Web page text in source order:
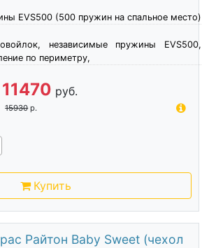
EVS500 (500 пружин на спальное место)
независимые пружины EVS500,
по периметру,
11470 руб.
15930 р.
Купить
Райтон Baby Sweet (чехол